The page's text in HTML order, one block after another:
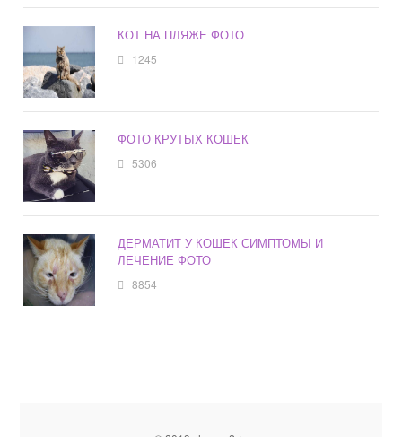
КОТ НА ПЛЯЖЕ ФОТО
1245
ФОТО КРУТЫХ КОШЕК
5306
ДЕРМАТИТ У КОШЕК СИМПТОМЫ И
ЛЕЧЕНИЕ ФОТО
8854